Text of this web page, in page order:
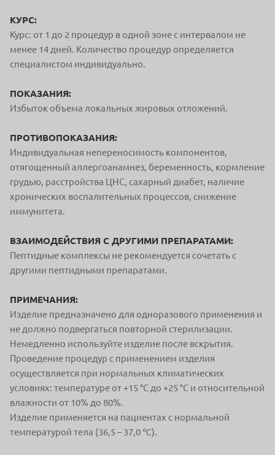
КУРС:
Курс: от 1 до 2 процедур в одной зоне с интервалом не
менее 14 дней. Количество процедур определяется
специалистом индивидуально.
ПОКАЗАНИЯ:
Избыток объема локальных жировых отложений.
ПРОТИВОПОКАЗАНИЯ:
Индивидуальная непереносимость компонентов,
отягощенный аллергоанамнез, беременность, кормление
грудью, расстройства ЦНС, сахарный диабет, наличие
хронических воспалительных процессов, снижение
иммунитета.
ВЗАИМОДЕЙСТВИЯ С ДРУГИМИ ПРЕПАРАТАМИ:
Пептидные комплексы не рекомендуется сочетать с
другими пептидными препаратами.
ПРИМЕЧАНИЯ:
Изделие предназначено для одноразового применения и
не должно подвергаться повторной стерилизации.
Немедленно используйте изделие после вскрытия.
Проведение процедур с применением изделия
осуществляется при нормальных климатических
условиях: температуре от +15 °C до +25 °C и относительной
влажности от 10% до 80%.
Изделие применяется на пациентах с нормальной
температурой тела (36,5 – 37,0 ℃).